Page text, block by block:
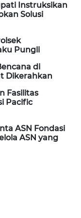
Instruksikan
Solusi
Pungli
di
Dikerahkan
Fasilitas
Pacific
ASN Fondasi
ASN yang